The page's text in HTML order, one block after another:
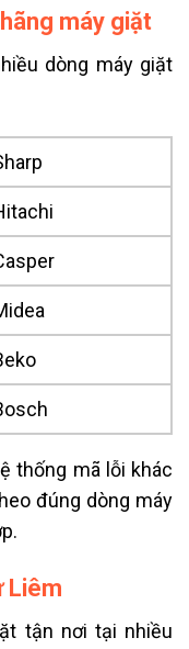
máy giặt
dòng máy giặt
thống mã lỗi khác
đúng dòng máy
Liêm
tận nơi tại nhiều